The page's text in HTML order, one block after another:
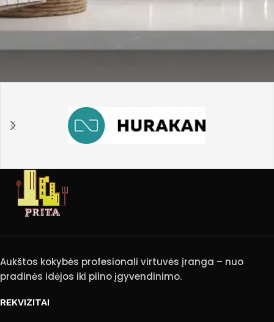
Aukštos kokybės profesionali virtuvės įranga – nuo
pradinės idėjos iki pilno įgyvendinimo.
REKVIZITAI